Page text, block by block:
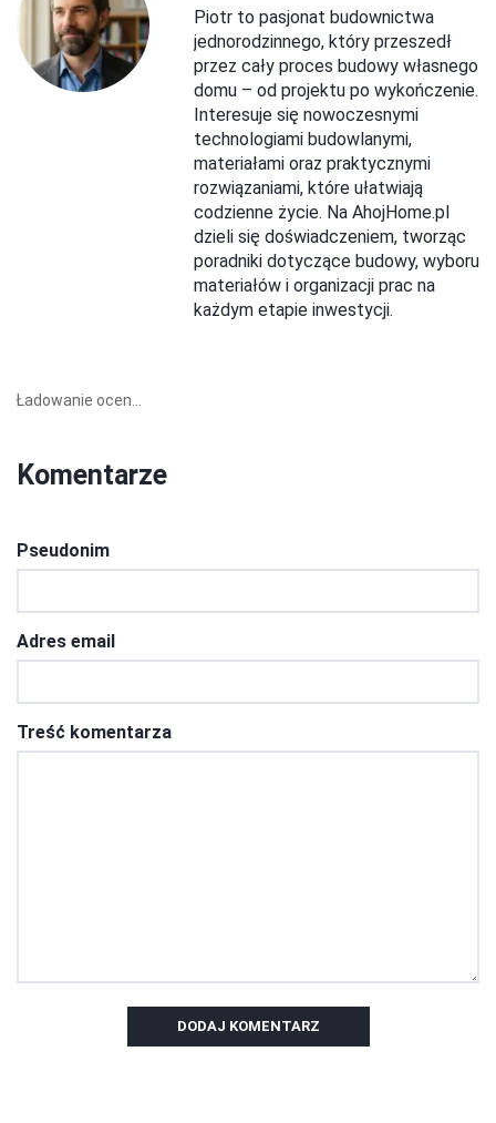
Piotr to pasjonat budownictwa
jednorodzinnego, który przeszedł
przez cały proces budowy własnego
domu – od projektu po wykończenie.
Interesuje się nowoczesnymi
technologiami budowlanymi,
materiałami oraz praktycznymi
rozwiązaniami, które ułatwiają
codzienne życie. Na AhojHome.pl
dzieli się doświadczeniem, tworząc
poradniki dotyczące budowy, wyboru
materiałów i organizacji prac na
każdym etapie inwestycji.
Ładowanie ocen...
Komentarze
Pseudonim
Adres email
Treść komentarza
DODAJ KOMENTARZ